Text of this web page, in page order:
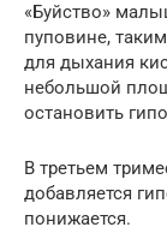
«Буйство»
пуповине,
для дыхания
небольшой
остановить
В третьем
добавляется
понижается.